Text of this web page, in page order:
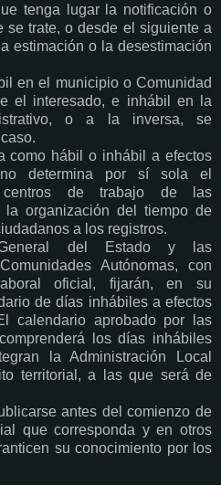
tenga lugar la notificación o
se trate, o desde el siguiente a
estimación o la desestimación
en el municipio o Comunidad
el interesado, e inhábil en la
o a la inversa, se
como hábil o inhábil a efectos
determina por sí sola el
centros de trabajo de las
la organización del tiempo de
a los registros.
del Estado y las
Autónomas, con
oficial, fijarán, en su
de días inhábiles a efectos
calendario aprobado por las
los días inhábiles
la Administración Local
territorial, a las que será de
antes del comienzo de
que corresponda y en otros
su conocimiento por los